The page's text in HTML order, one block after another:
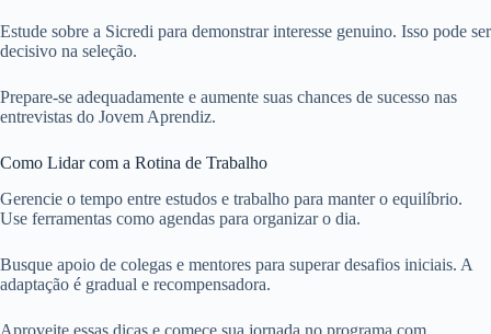
Estude sobre a Sicredi para demonstrar interesse genuino. Isso pode ser
decisivo na seleção.
Prepare-se adequadamente e aumente suas chances de sucesso nas
entrevistas do Jovem Aprendiz.
Como Lidar com a Rotina de Trabalho
Gerencie o tempo entre estudos e trabalho para manter o equilíbrio.
Use ferramentas como agendas para organizar o dia.
Busque apoio de colegas e mentores para superar desafios iniciais. A
adaptação é gradual e recompensadora.
Aproveite essas dicas e comece sua jornada no programa com